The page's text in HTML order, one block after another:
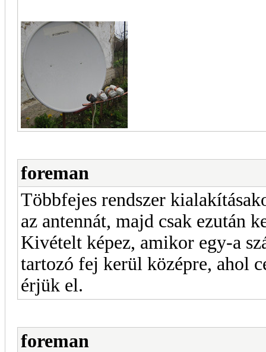
foreman
Többfejes rendszer
az antennát, majd csak ezután
Kivételt képez, amikor egy-a
tartozó fej kerül középre, ahol
érjük el.
foreman